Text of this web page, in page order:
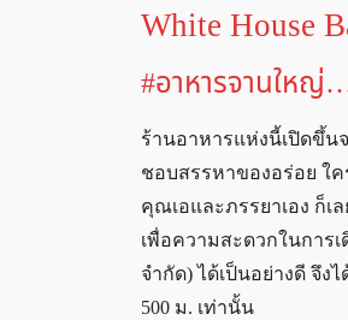
White House
#อาหารจานใหญ่
ร้านอาหารแห่งนี้เปิดขึ้น
ชอบสรรหาของอร่อย ใ
คุณเอและภรรยาเอง ก็
เพื่อความสะดวกในการ
จำกัด) ได้เป็นอย่างดี จึ
500 ม. เท่านั้น